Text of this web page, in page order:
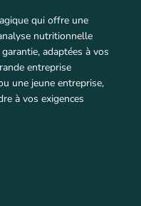
qui offre une
nutritionnelle
adaptées à vos
entreprise
une jeune entreprise,
à vos exigences